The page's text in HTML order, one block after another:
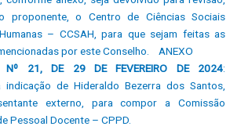
proponente, o Centro de Ciências Sociais
– CCSAH, para que sejam feitas as
por este Conselho.
ANEXO
Nº 21, DE 29 DE FEVEREIRO DE 2024:
indicação de Hideraldo Bezerra dos Santos,
externo, para compor a Comissão
Pessoal Docente – CPPD.